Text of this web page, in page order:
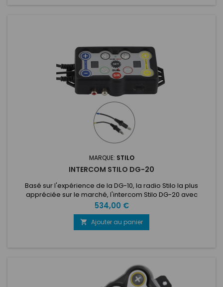
MARQUE: STILO
INTERCOM STILO DG-20
Basé sur l'expérience de la DG-10, la radio Stilo la plus
appréciée sur le marché, l'intercom Stilo DG-20 avec
connectique mâle ou femelle représente un pas en avant
dans les performances. Grâce à un processeur plus
puissant, l'intercom DG-20 élabore les signaux en temps réel,
permettant l'utilisation d'algorithmes avancés pour une
Prix
534,00 €
 Ajouter au panier